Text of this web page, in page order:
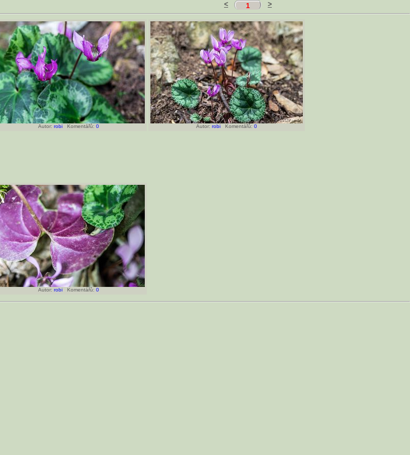
< 1 >
Autor: robi Komentářů: 0 Autor: robi Komentářů: 0
Autor: robi Komentářů: 0